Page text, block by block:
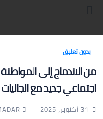
بدون تعليق
من الاندماج إلى
اجتماعي جديد مع
31 أكتوبر، 2025